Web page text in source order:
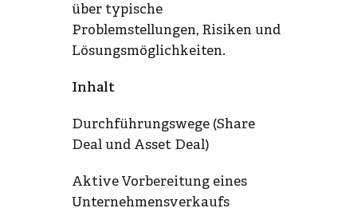
über typische
Problemstellungen, Risiken und
Lösungsmöglichkeiten.
Inhalt
Durchführungswege (Share
Deal und Asset Deal)
Aktive Vorbereitung eines
Unternehmensverkaufs